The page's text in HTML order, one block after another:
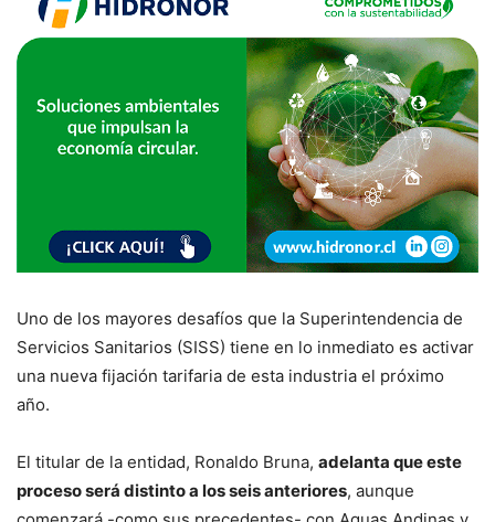
Uno de los mayores desafíos que la Superintendencia de
Servicios Sanitarios (SISS) tiene en lo inmediato es activar
una nueva fijación tarifaria de esta industria el próximo
año.
El titular de la entidad, Ronaldo Bruna, adelanta que este
proceso será distinto a los seis anteriores, aunque